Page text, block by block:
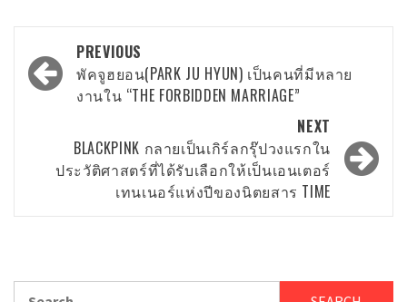
Post
navigation
PREVIOUS
พัคจูฮยอน(PARK JU HYUN) เป็นคนที่มีหลาย
งานใน “THE FORBIDDEN MARRIAGE”
NEXT
BLACKPINK กลายเป็นเกิร์ลกรุ๊ปวงแรกใน
ประวัติศาสตร์ที่ได้รับเลือกให้เป็นเอนเตอร์
เทนเนอร์แห่งปีของนิตยสาร TIME